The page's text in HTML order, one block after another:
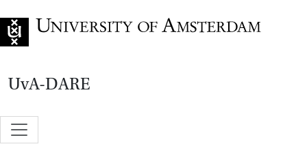
UvA-DARE